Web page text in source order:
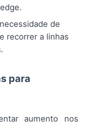
de
recorrer a linhas
para
aumento nos